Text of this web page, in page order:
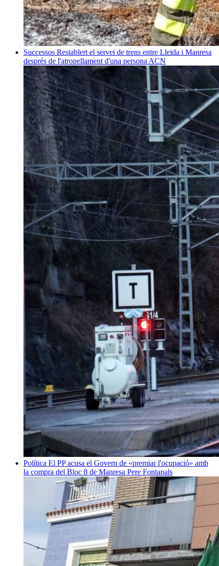
Successos Restablert el servei de trens entre Lleida i Manresa
després de l'atropellament d'una persona ACN
Política El PP acusa el Govern de «premiar l'ocupació» amb
la compra del Bloc 8 de Manresa Pere Fontanals